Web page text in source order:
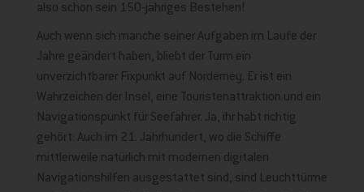
also schon sein 150-jähriges Bestehen!
Auch wenn sich manche seiner Aufgaben im Laufe der
Jahre geändert haben, bliebt der Turm ein
unverzichtbarer Fixpunkt auf Norderney. Er ist ein
Wahrzeichen der Insel, eine Touristenattraktion und ein
Navigationspunkt für Seefahrer. Ja, ihr habt richtig
gehört: Auch im 21. Jahrhundert, wo die Schiffe
mittlerweile natürlich mit modernen digitalen
Navigationshilfen ausgestattet sind, sind Leuchttürme